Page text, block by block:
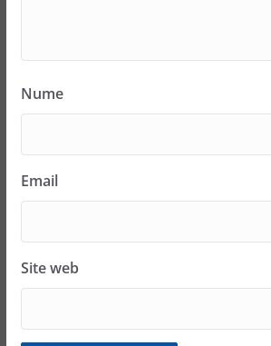
Nume
Email
Site web